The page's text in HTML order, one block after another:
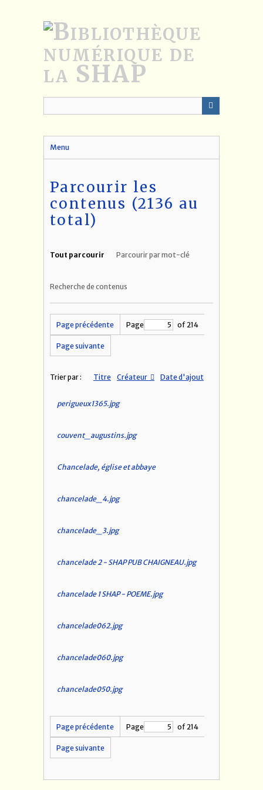
Menu
Parcourir les
contenus (2136 au
total)
Tout parcourir Parcourir par mot-clé
Recherche de contenus
Page précédente Page of 214
Page suivante
Trier par : Titre Créateur Date d'ajout
perigueux1365.jpg
couvent_augustins.jpg
Chancelade, église et abbaye
chancelade_4.jpg
chancelade_3.jpg
chancelade 2 - SHAP PUB CHAIGNEAU.jpg
chancelade 1 SHAP - POEME.jpg
chancelade062.jpg
chancelade060.jpg
chancelade050.jpg
Page précédente Page of 214
Page suivante